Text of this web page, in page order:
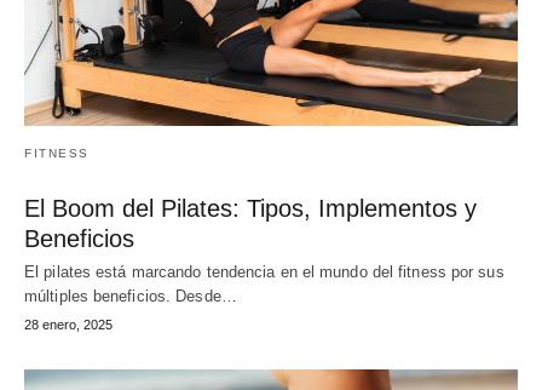
FITNESS
El Boom del Pilates: Tipos, Implementos y
Beneficios
El pilates está marcando tendencia en el mundo del fitness por sus
múltiples beneficios. Desde…
28 enero, 2025